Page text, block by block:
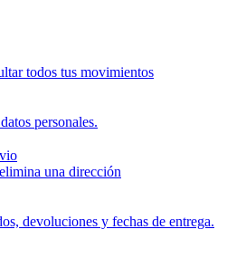
todos tus movimientos
personales.
una dirección
devoluciones y fechas de entrega.